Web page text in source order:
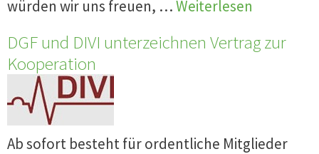
würden wir uns freuen, …Weiterlesen
DGF und DIVI unterzeichnen Vertrag zur
Kooperation
Ab sofort besteht für ordentliche Mitglieder